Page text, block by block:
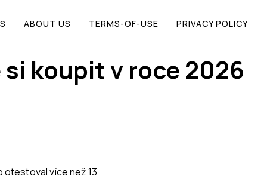
ABOUT US TERMS-OF-USE PRIVACY POLICY
koupit v roce 2026
více než 13